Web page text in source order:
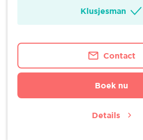
Klusjesman
Contact
Boek nu
Details